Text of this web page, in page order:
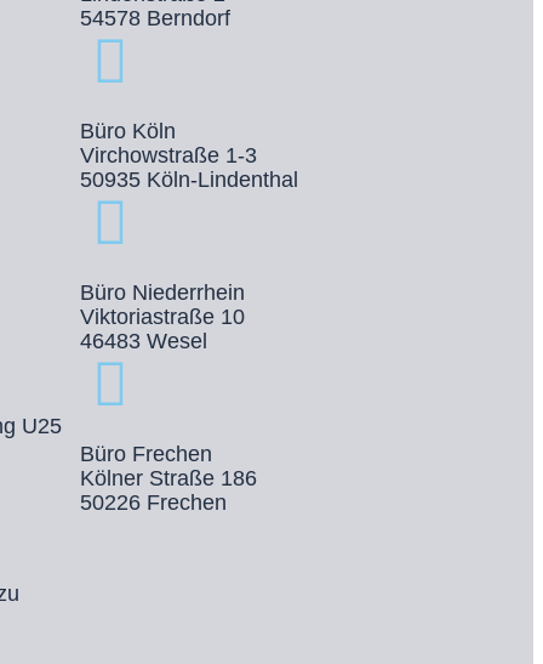
U25
54578 Berndorf
Büro Köln
Virchowstraße 1-3
50935 Köln-Lindenthal
Büro Niederrhein
Viktoriastraße 10
46483 Wesel
Büro Frechen
Kölner Straße 186
50226 Frechen